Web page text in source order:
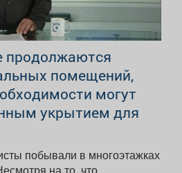
продолжаются
помещений,
могут
укрытием для
побывали в многоэтажках